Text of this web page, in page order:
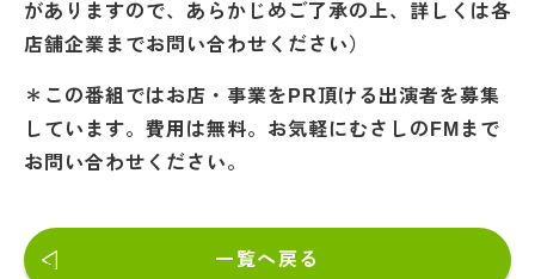
がありますので、あらかじめご了承の上、詳しくは各
店舗企業までお問い合わせください）
＊この番組ではお店・事業をPR頂ける出演者を募集
しています。費用は無料。お気軽にむさしのFMまで
お問い合わせください。
一覧へ戻る